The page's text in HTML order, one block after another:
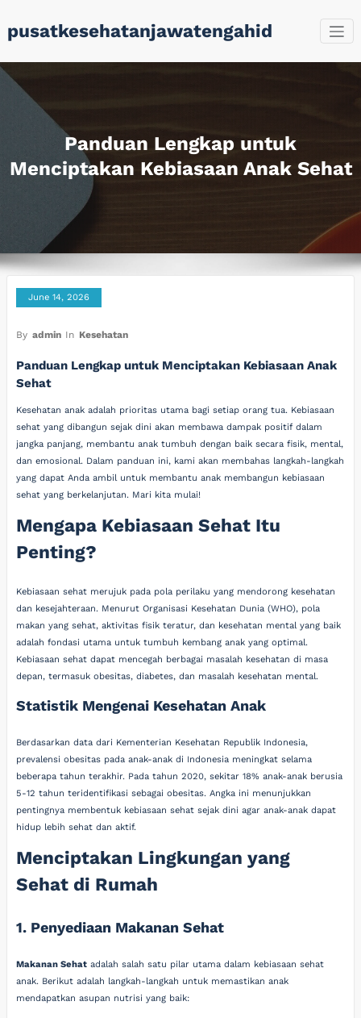
to
content
pusatkesehatanjawatengahid
Panduan Lengkap untuk
Menciptakan Kebiasaan Anak Sehat
June 14, 2026
By admin In Kesehatan
Panduan Lengkap untuk Menciptakan Kebiasaan Anak
Sehat
Kesehatan anak adalah prioritas utama bagi setiap orang tua. Kebiasaan
sehat yang dibangun sejak dini akan membawa dampak positif dalam
jangka panjang, membantu anak tumbuh dengan baik secara fisik, mental,
dan emosional. Dalam panduan ini, kami akan membahas langkah-langkah
yang dapat Anda ambil untuk membantu anak membangun kebiasaan
sehat yang berkelanjutan. Mari kita mulai!
Mengapa Kebiasaan Sehat Itu
Penting?
Kebiasaan sehat merujuk pada pola perilaku yang mendorong kesehatan
dan kesejahteraan. Menurut Organisasi Kesehatan Dunia (WHO), pola
makan yang sehat, aktivitas fisik teratur, dan kesehatan mental yang baik
adalah fondasi utama untuk tumbuh kembang anak yang optimal.
Kebiasaan sehat dapat mencegah berbagai masalah kesehatan di masa
depan, termasuk obesitas, diabetes, dan masalah kesehatan mental.
Statistik Mengenai Kesehatan Anak
Berdasarkan data dari Kementerian Kesehatan Republik Indonesia,
prevalensi obesitas pada anak-anak di Indonesia meningkat selama
beberapa tahun terakhir. Pada tahun 2020, sekitar 18% anak-anak berusia
5-12 tahun teridentifikasi sebagai obesitas. Angka ini menunjukkan
pentingnya membentuk kebiasaan sehat sejak dini agar anak-anak dapat
hidup lebih sehat dan aktif.
Menciptakan Lingkungan yang
Sehat di Rumah
1. Penyediaan Makanan Sehat
Makanan Sehat adalah salah satu pilar utama dalam kebiasaan sehat
anak. Berikut adalah langkah-langkah untuk memastikan anak
mendapatkan asupan nutrisi yang baik: